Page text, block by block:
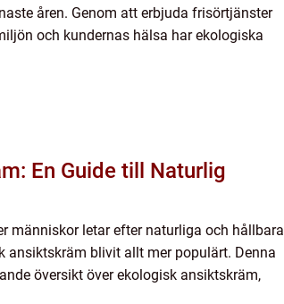
åren. Genom att erbjuda frisörtjänster
och kundernas hälsa har ekologiska
En Guide till Naturlig
människor letar efter naturliga och hållbara
ansiktskräm blivit allt mer populärt. Denna
översikt över ekologisk ansiktskräm,